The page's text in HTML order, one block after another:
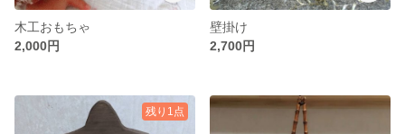
木工おもちゃ
2,000円
壁掛け
2,700円
残り1点